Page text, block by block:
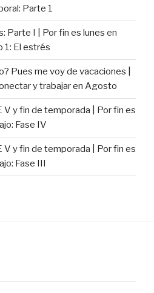
Parte 1
Parte I | Por fin es lunes en
1: El estrés
Pues me voy de vacaciones |
y trabajar en Agosto
V y fin de temporada | Por fin es
Fase IV
V y fin de temporada | Por fin es
Fase III